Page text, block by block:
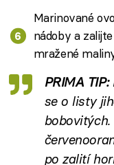
Marinované
nádoby a
mražené
PRIMA TIP:
se o listy
po zalití